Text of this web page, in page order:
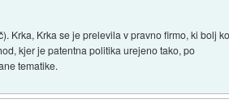
Krka, Krka se je prelevila v pravno firmo, ki bolj ko
kjer je patentna politika urejeno tako, po
tematike.